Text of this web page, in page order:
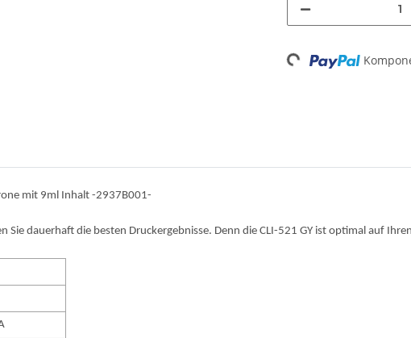
Loading...
mit 9ml Inhalt -2937B001-
Sie dauerhaft die besten Druckergebnisse. Denn die CLI-521 GY ist optimal auf